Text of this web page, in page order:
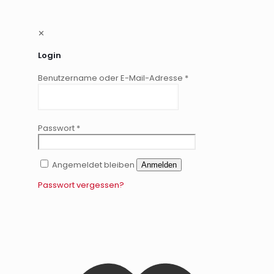
✕
Login
Benutzername oder E-Mail-Adresse *
Passwort *
Angemeldet bleiben Anmelden
Passwort vergessen?